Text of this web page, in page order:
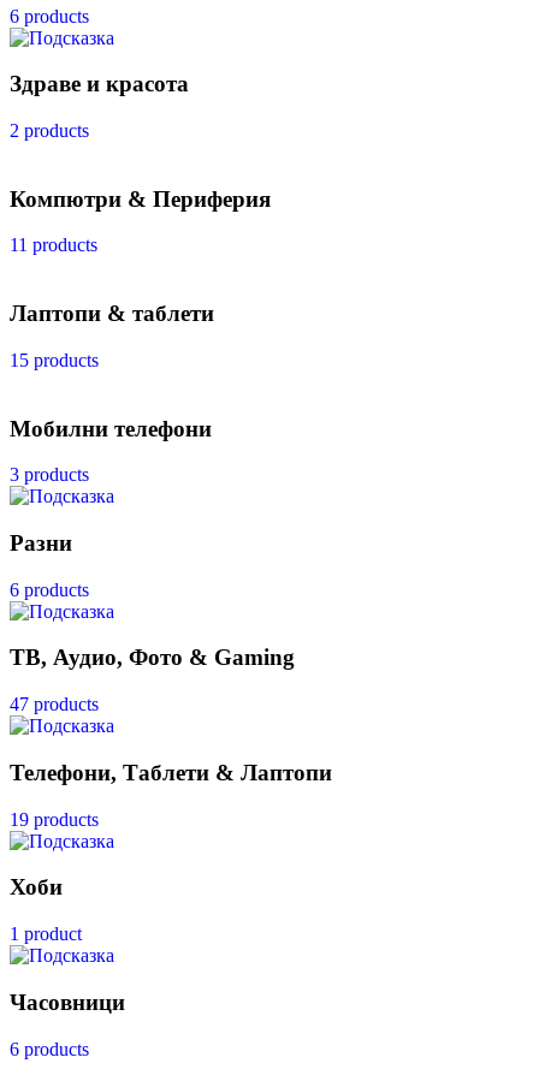
6 products
Здраве и красота
2 products
Компютри & Периферия
11 products
Лаптопи & таблети
15 products
Мобилни телефони
3 products
Разни
6 products
ТВ, Аудио, Фото & Gaming
47 products
Телефони, Таблети & Лаптопи
19 products
Хоби
1 product
Часовници
6 products